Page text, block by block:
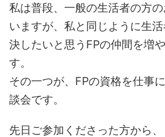
私は普段、一般の生活者の方
いますが、私と同じように生
決したいと思うFPの仲間を増
す。
その一つが、FPの資格を仕事
談会です。
先日ご参加くださった方から